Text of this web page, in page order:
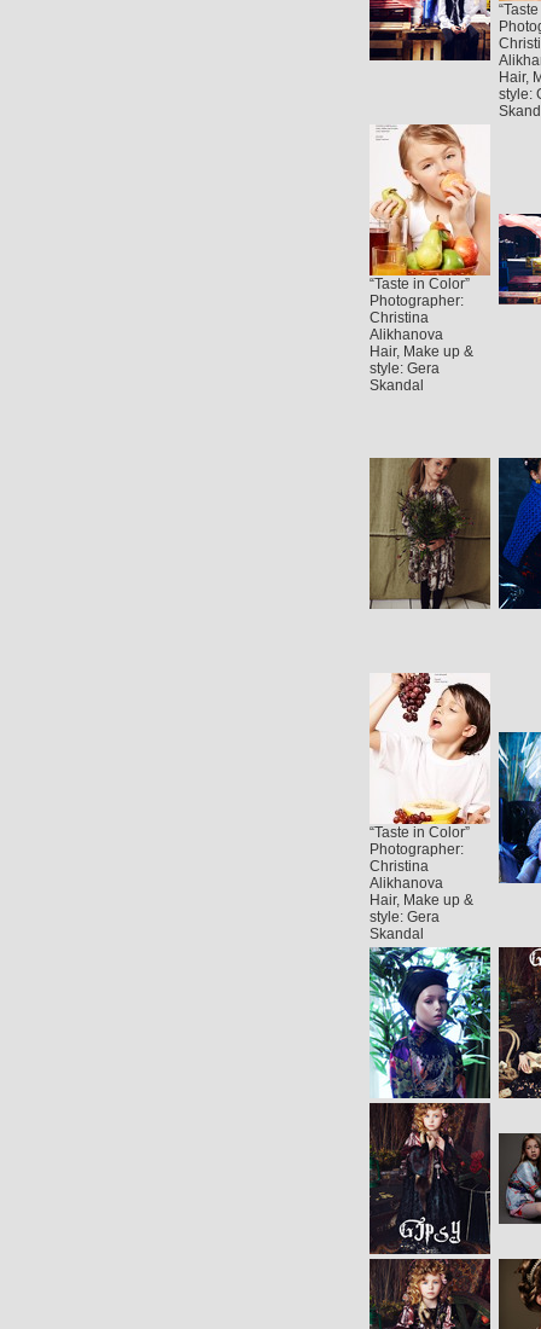
Hair,
style:
“Taste in Color”
Photographer:
Christina
Alikhanova
Hair, Make up &
style: Gera
Skandal
“Taste in Color”
Photographer:
Christina
Alikhanova
Hair, Make up &
style: Gera
Skandal